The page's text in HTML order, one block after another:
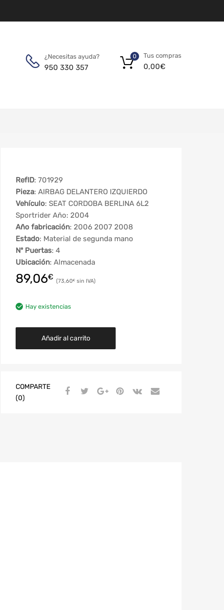
¿Necesitas ayuda?
950 330 357
Tus compras
0,00€
0
RefID: 701929
Pieza: AIRBAG DELANTERO IZQUIERDO
Vehículo: SEAT CORDOBA BERLINA 6L2
Sportrider Año: 2004
Año fabricación: 2006 2007 2008
Estado: Material de segunda mano
Nº Puertas: 4
Ubicación: Almacenada
89,06€ 73,60€
Hay existencias
Añadir al carrito
COMPARTE
(0)